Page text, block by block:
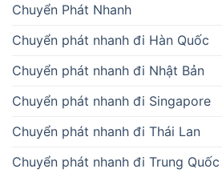
Chuyển Phát Nhanh
Chuyển phát nhanh đi Hàn Quốc
Chuyển phát nhanh đi Nhật Bản
Chuyển phát nhanh đi Singapore
Chuyển phát nhanh đi Thái Lan
Chuyển phát nhanh đi Trung Quốc